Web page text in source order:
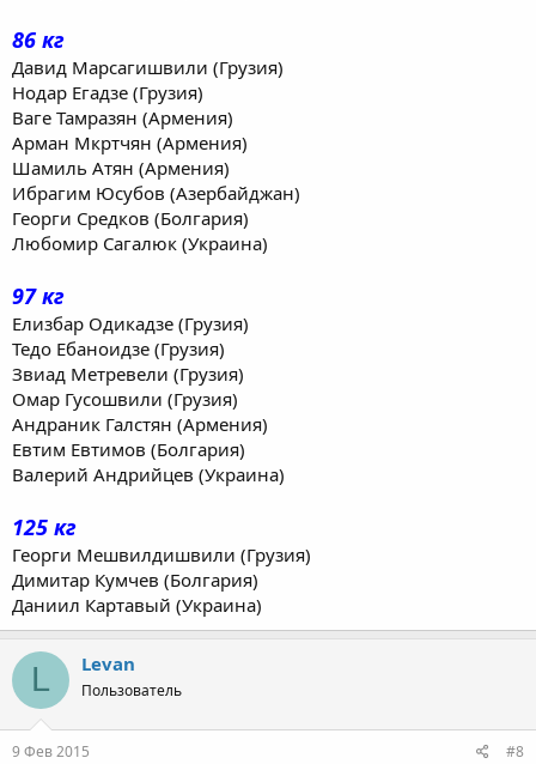
86 кг
Давид Марсагишвили (Грузия)
Нодар Егадзе (Грузия)
Ваге Тамразян (Армения)
Арман Мкртчян (Армения)
Шамиль Атян (Армения)
Ибрагим Юсубов (Азербайджан)
Георги Средков (Болгария)
Любомир Сагалюк (Украина)
97 кг
Елизбар Одикадзе (Грузия)
Тедо Ебаноидзе (Грузия)
Звиад Метревели (Грузия)
Омар Гусошвили (Грузия)
Андраник Галстян (Армения)
Евтим Евтимов (Болгария)
Валерий Андрийцев (Украина)
125 кг
Георги Мешвилдишвили (Грузия)
Димитар Кумчев (Болгария)
Даниил Картавый (Украина)
L Levan
Пользователь
9 Фев 2015 #8